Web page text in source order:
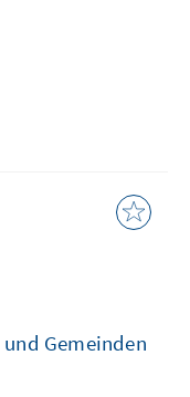
Gemeinden